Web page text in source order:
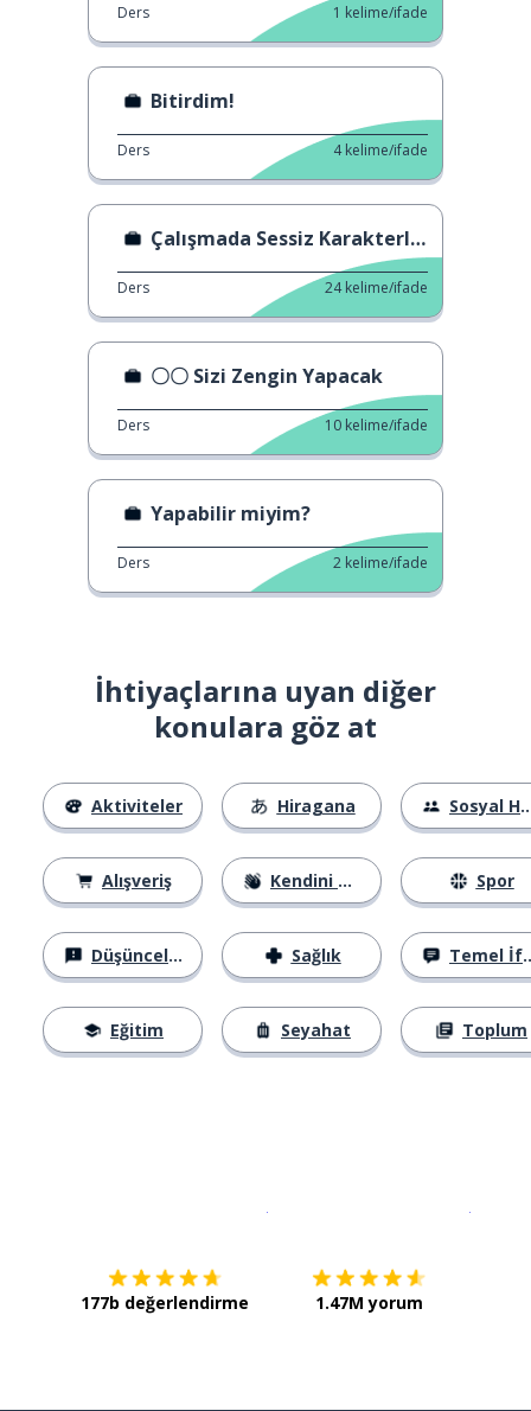
Ders 1 kelime/ifade
Bitirdim!
Ders 4 kelime/ifade
Çalışmada Sessiz Karakterler Oluşturun
Ders 24 kelime/ifade
〇〇 Sizi Zengin Yapacak
Ders 10 kelime/ifade
Yapabilir miyim?
Ders 2 kelime/ifade
İhtiyaçlarına uyan diğer
konulara göz at
Aktiviteler
Alışveriş
Düşünceler
Eğitim
Hiragana
Kendini Tanıtma
Sağlık
Seyahat
Sosyal Hayat
Spor
Temel İfadeler
Toplum
177b değerlendirme 1.47M yorum